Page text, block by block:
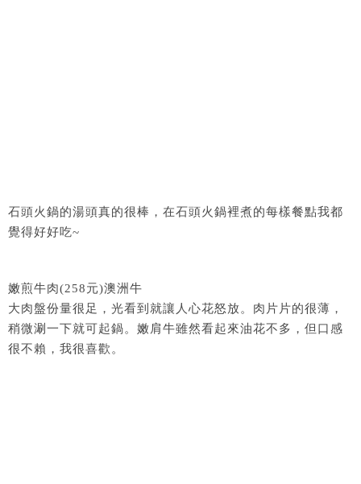
石頭火鍋的湯頭真的很棒，在石頭火鍋裡煮的每樣餐點我都
覺得好好吃~
嫩煎牛肉(258元)澳洲牛
大肉盤份量很足，光看到就讓人心花怒放。肉片片的很薄，
稍微涮一下就可起鍋。嫩肩牛雖然看起來油花不多，但口感
很不賴，我很喜歡。